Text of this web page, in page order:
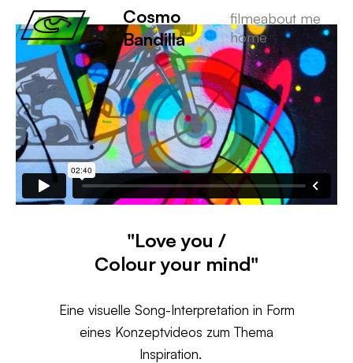
Cosmo
Bandilla
filmeabout me
home
"Love you /
Colour your mind"
Eine visuelle Song-Interpretation in Form
eines Konzeptvideos zum Thema
Inspiration.